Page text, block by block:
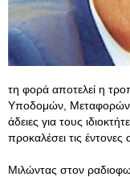
τη φορά αποτελεί η
Υποδομών, Μεταφορών
άδειες για τους
προκαλέσει τις έντονες
Μιλώντας στον